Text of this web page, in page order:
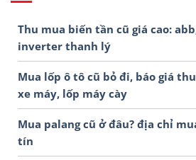
Thu mua biến tần cũ giá cao:
inverter thanh lý
Mua lốp ô tô cũ bỏ đi, báo giá
xe máy, lốp máy cày
Mua palang cũ ở đâu? địa chỉ
tín